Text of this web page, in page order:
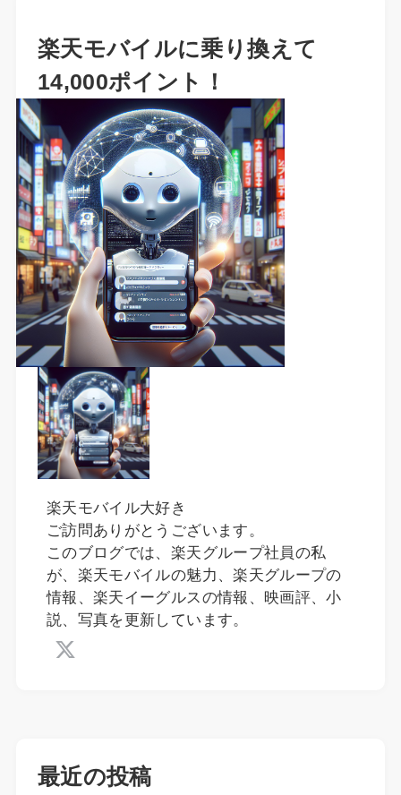
楽天モバイルに乗り換えて
14,000ポイント！
楽天モバイル大好き
ご訪問ありがとうございます。
このブログでは、楽天グループ社員の私
が、楽天モバイルの魅力、楽天グループの
情報、楽天イーグルスの情報、映画評、小
説、写真を更新しています。
最近の投稿